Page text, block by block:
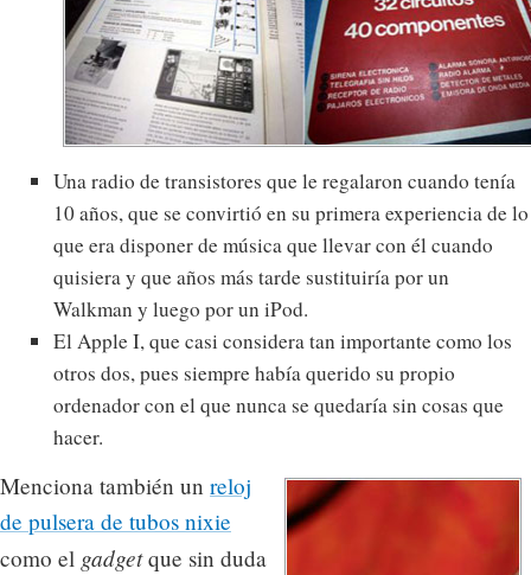
Una radio de transistores que le regalaron cuando tenía
10 años, que se convirtió en su primera experiencia de lo
que era disponer de música que llevar con él cuando
quisiera y que años más tarde sustituiría por un
Walkman y luego por un iPod.
El Apple I, que casi considera tan importante como los
otros dos, pues siempre había querido su propio
ordenador con el que nunca se quedaría sin cosas que
hacer.
Menciona también un reloj
de pulsera de tubos nixie
como el gadgetque sin duda